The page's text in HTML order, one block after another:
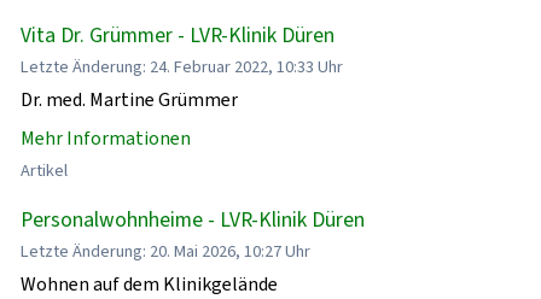
Vita Dr. Grümmer - LVR-Klinik Düren
Letzte Änderung: 24. Februar 2022, 10:33 Uhr
Dr. med. Martine Grümmer
Mehr Informationen
Artikel
Personalwohnheime - LVR-Klinik Düren
Letzte Änderung: 20. Mai 2026, 10:27 Uhr
Wohnen auf dem Klinikgelände